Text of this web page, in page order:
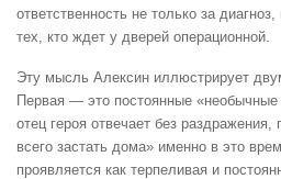
ответственность не только за
тех, кто ждет у дверей операционной.
Эту мысль Алексин иллюстрирует
Первая — это постоянные «необычные
отец героя отвечает без
всего застать дома» именно в это
проявляется как терпеливая и